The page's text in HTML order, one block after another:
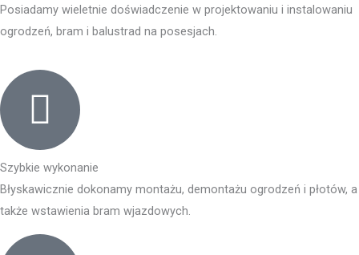
Posiadamy wieletnie doświadczenie w projektowaniu i instalowaniu
ogrodzeń, bram i balustrad na posesjach.
Szybkie wykonanie
Błyskawicznie dokonamy montażu, demontażu ogrodzeń i płotów, a
także wstawienia bram wjazdowych.